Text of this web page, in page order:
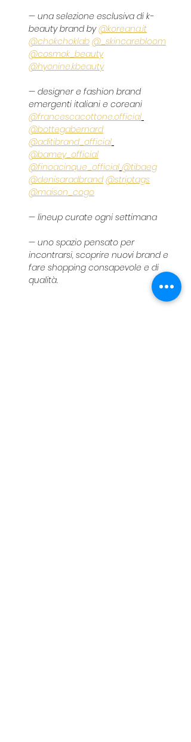
— una selezione esclusiva di k-
beauty brand by @koreana.it
@chokchoklab @_skincarebloom
@cosmok_beauty
@hyonine.kbeauty
— designer e fashion brand
emergenti italiani e coreani
@francescacottone.official
@bottegabernard
@aditibrand_official
@bamey_official
@finoacinque_official @tibaeg
@denisaradbrand @striptags
@maison_cogo
— lineup curate ogni settimana
— uno spazio pensato per
incontrarsi, scoprire nuovi brand e
fare shopping consapevole e di
qualità.